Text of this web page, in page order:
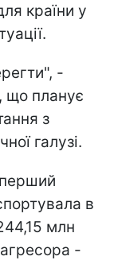
країни у
-
що планує
з
галузі.
перший
в
млн
-